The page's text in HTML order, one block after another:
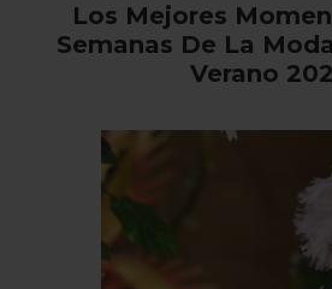
Los Mejores
Semanas De La
Verano